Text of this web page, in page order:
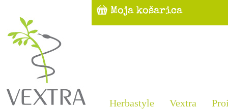
Herbastyle Vextra